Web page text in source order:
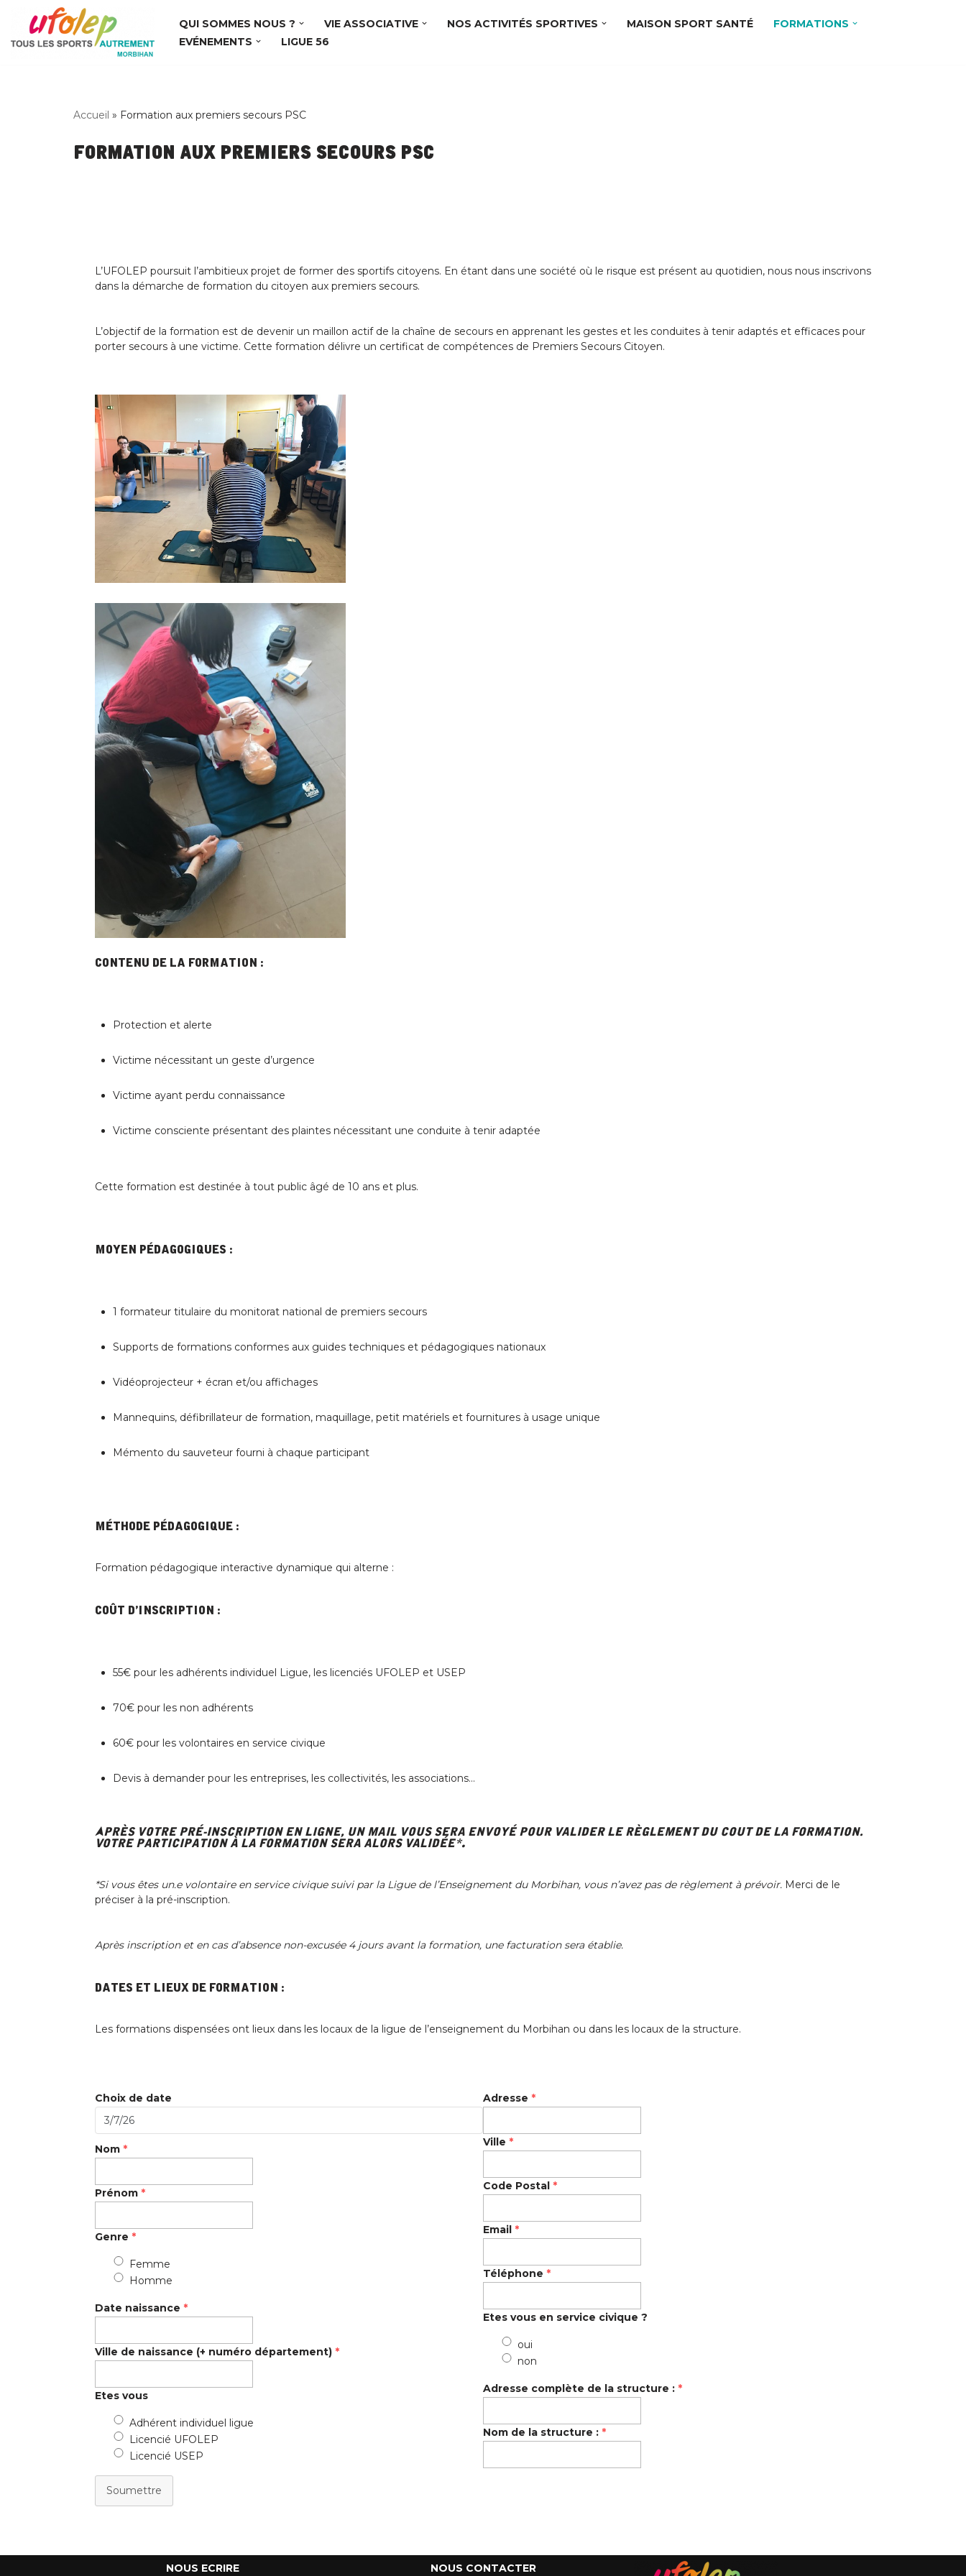
Aller
QUI SOMMES NOUS ? VIE ASSOCIATIVE NOS ACTIVITÉS SPORTIVES MAISON SPORT SANTÉ
FORMATIONS
EVÉNEMENTS
LIGUE 56
Accueil » Formation aux premiers secours PSC
Formation aux premiers secours PSC
L’UFOLEP poursuit l’ambitieux projet de former des sportifs citoyens. En étant dans une société où le risque est présent au quotidien, nous nous inscrivons
dans la démarche de formation du citoyen aux premiers secours.
L’objectif de la formation est de devenir un maillon actif de la chaîne de secours en apprenant les gestes et les conduites à tenir adaptés et efficaces pour
porter secours à une victime. Cette formation délivre un certificat de compétences de Premiers Secours Citoyen.
Contenu de la formation :
Protection et alerte
Victime nécessitant un geste d’urgence
Victime ayant perdu connaissance
Victime consciente présentant des plaintes nécessitant une conduite à tenir adaptée
Cette formation est destinée à tout public âgé de 10 ans et plus.
Moyen pédagogiques :
1 formateur titulaire du monitorat national de premiers secours
Supports de formations conformes aux guides techniques et pédagogiques nationaux
Vidéoprojecteur + écran et/ou affichages
Mannequins, défibrillateur de formation, maquillage, petit matériels et fournitures à usage unique
Mémento du sauveteur fourni à chaque participant
Méthode pédagogique :
Formation pédagogique interactive dynamique qui alterne :
Coût d’inscription :
55€ pour les adhérents individuel Ligue, les licenciés UFOLEP et USEP
70€ pour les non adhérents
60€ pour les volontaires en service civique
Devis à demander pour les entreprises, les collectivités, les associations…
Après votre pré-inscription en ligne, un mail vous sera envoyé pour valider le règlement du cout de la formation.
Votre participation à la formation sera alors validée*.
*Si vous êtes un.e volontaire en service civique suivi par la Ligue de l’Enseignement du Morbihan, vous n’avez pas de règlement à prévoir. Merci de le
préciser à la pré-inscription.
Après inscription et en cas d’absence non-excusée 4 jours avant la formation, une facturation sera établie.
Dates et lieux de formation :
Les formations dispensées ont lieux dans les locaux de la ligue de l’enseignement du Morbihan ou dans les locaux de la structure.
Choix de date
Nom *
Prénom *
Genre *
Femme
Homme
Date naissance *
Ville de naissance (+ numéro département) *
Etes vous
Adhérent individuel ligue
Licencié UFOLEP
Licencié USEP
Adresse *
Ville *
Code Postal *
Email *
Téléphone *
Etes vous en service civique ?
oui
non
Adresse complète de la structure : *
Nom de la structure : *
Soumettre
NOUS ECRIRE NOUS CONTACTER